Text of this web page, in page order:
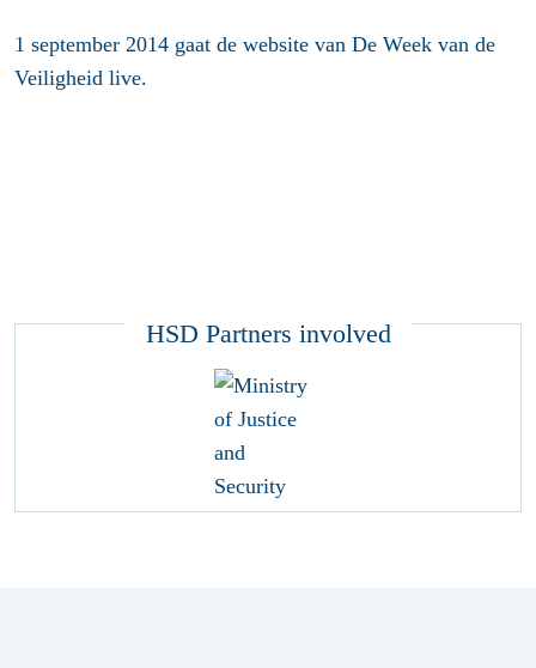
1 september 2014 gaat de website van De Week van de
Veiligheid live.
HSD Partners involved